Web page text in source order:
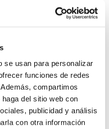
se usan para personalizar
funciones de redes
compartimos
del sitio web con
publicidad y análisis
con otra información
técnica? Aquí podrá
de su zona y
para los productos